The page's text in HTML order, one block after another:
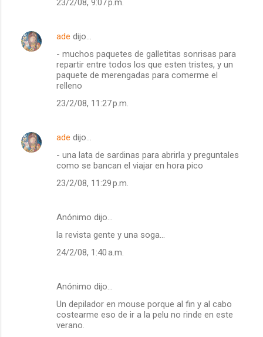
23/2/08, 9:07 p.m.
ade dijo…
- muchos paquetes de galletitas sonrisas para
repartir entre todos los que esten tristes, y un
paquete de merengadas para comerme el
relleno
23/2/08, 11:27 p.m.
ade dijo…
- una lata de sardinas para abrirla y preguntales
como se bancan el viajar en hora pico
23/2/08, 11:29 p.m.
Anónimo dijo…
la revista gente y una soga...
24/2/08, 1:40 a.m.
Anónimo dijo…
Un depilador en mouse porque al fin y al cabo
costearme eso de ir a la pelu no rinde en este
verano.